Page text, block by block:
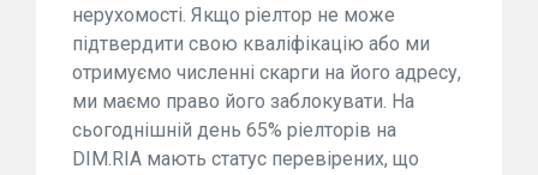
нерухомості. Якщо ріелтор не може
підтвердити свою кваліфікацію або ми
отримуємо численні скарги на його адресу,
ми маємо право його заблокувати. На
сьогоднішній день 65% ріелторів на
DIM.RIA мають статус перевірених, що